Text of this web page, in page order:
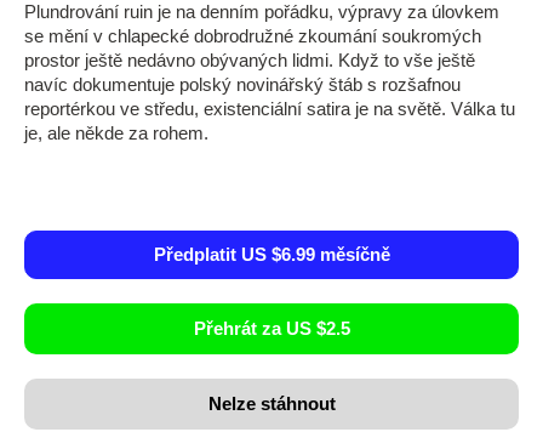
Plundrování ruin je na denním pořádku, výpravy za úlovkem
se mění v chlapecké dobrodružné zkoumání soukromých
prostor ještě nedávno obývaných lidmi. Když to vše ještě
navíc dokumentuje polský novinářský štáb s rozšafnou
reportérkou ve středu, existenciální satira je na světě. Válka tu
je, ale někde za rohem.
Předplatit US $6.99 měsíčně
Přehrát za US $2.5
Nelze stáhnout